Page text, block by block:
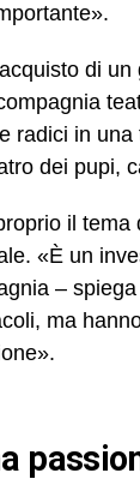
di
radici in
dei pupi,
il tema
«È un
–
ma